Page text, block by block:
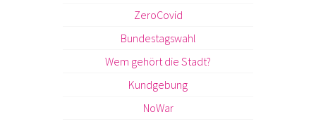
ZeroCovid
Bundestagswahl
Wem gehört die Stadt?
Kundgebung
NoWar